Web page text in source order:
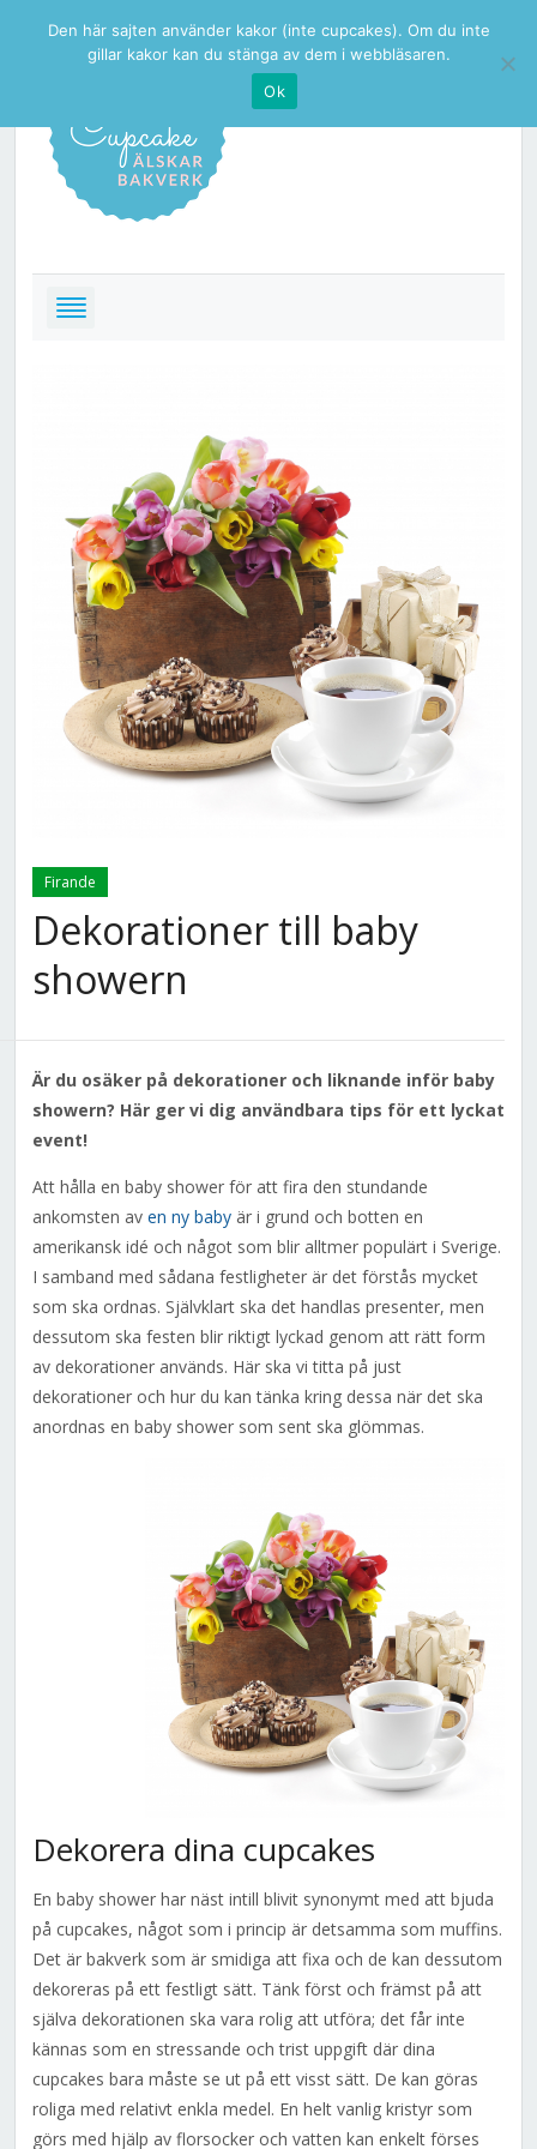
Firande
Dekorationer till baby
showern
Är du osäker på dekorationer och liknande inför baby
showern? Här ger vi dig användbara tips för ett lyckat
event!
Att hålla en baby shower för att fira den stundande
ankomsten av en ny babyär i grund och botten en
amerikansk idé och något som blir alltmer populärt i Sverige.
I samband med sådana festligheter är det förstås mycket
som ska ordnas. Självklart ska det handlas presenter, men
dessutom ska festen blir riktigt lyckad genom att rätt form
av dekorationer används. Här ska vi titta på just
dekorationer och hur du kan tänka kring dessa när det ska
anordnas en baby shower som sent ska glömmas.
Dekorera dina cupcakes
En baby shower har näst intill blivit synonymt med att bjuda
på cupcakes, något som i princip är detsamma som muffins.
Det är bakverk som är smidiga att fixa och de kan dessutom
dekoreras på ett festligt sätt. Tänk först och främst på att
själva dekorationen ska vara rolig att utföra; det får inte
kännas som en stressande och trist uppgift där dina
cupcakes bara måste se ut på ett visst sätt. De kan göras
roliga med relativt enkla medel. En helt vanlig kristyr som
görs med hjälp av florsocker och vatten kan enkelt förses
Den här sajten använder kakor (inte cupcakes). Om du inte
gillar kakor kan du stänga av dem i webbläsaren.
Ok